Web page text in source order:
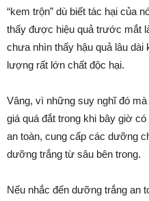
“kem trộn” dù biết tác hại của
thấy được hiệu quả trước mắt
chưa nhìn thấy hậu quả lâu dài
lượng rất lớn chất độc hại.
Vâng, vì những suy nghĩ đó
giá quá đắt trong khi bây giờ
an toàn, cung cấp các dưỡng
dưỡng trắng từ sâu bên trong.
Nếu nhắc đến dưỡng trắng an